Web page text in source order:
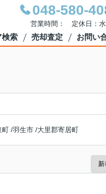
048-580-
営業時間： 定休日：水
検索 売却査定 お問い
町 /羽生市 /大里郡寄居町